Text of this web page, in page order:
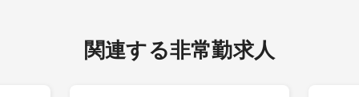
関連する非常勤求人